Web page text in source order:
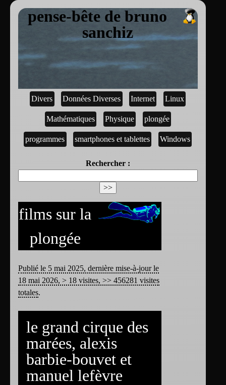
pense-bête de bruno
sanchiz
Divers Données Diverses Internet Linux
Mathématiques Physique plongée
programmes smartphones et tablettes Windows
Rechercher :
films sur la
plongée
Publié le 5 mai 2025, dernière mise-à-jour le
18 mai 2026, > 18 visites, >> 456281 visites
totales.
le grand cirque des
marées, alexis
barbie-bouvet et
manuel lefèvre